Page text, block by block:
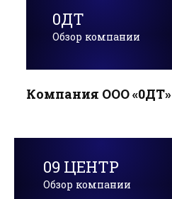
0ДТ
Обзор компании
Компания ООО
09 ЦЕНТР
Обзор компании